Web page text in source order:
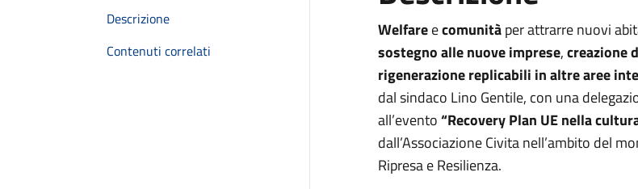
Descrizione
Contenuti correlati
Welfareecomunitàper attrarre nuovi
sostegno alle nuove imprese,creazione
rigenerazione replicabili in altre aree
dal sindaco Lino Gentile, con una
all’evento“Recovery Plan UE nella
dall’Associazione Civita nell’ambito del
Ripresa e Resilienza.